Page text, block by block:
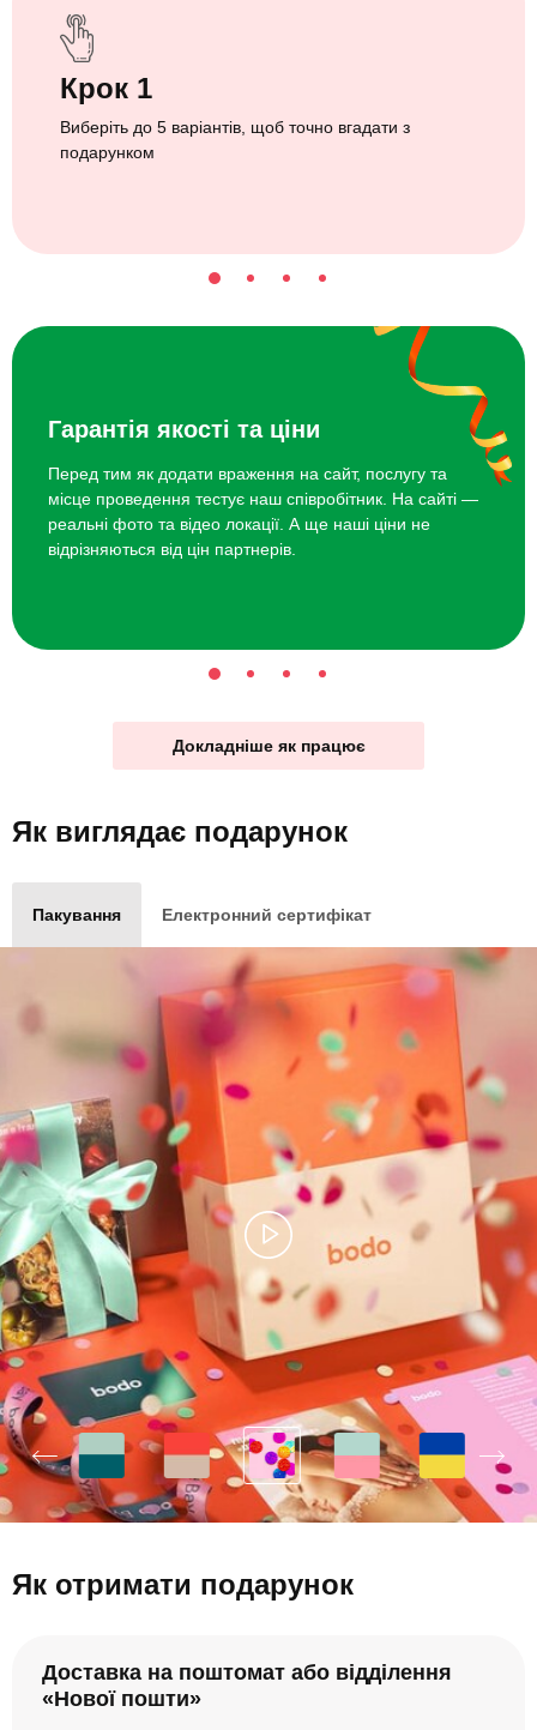
Крок 1
Виберіть до 5 варіантів, щоб точно вгадати з
подарунком
Гарантія якості та ціни
Перед тим як додати враження на сайт, послугу та
місце проведення тестує наш співробітник. На сайті —
реальні фото та відео локації. А ще наші ціни не
відрізняються від цін партнерів.
Докладніше як працює
Як виглядає подарунок
Пакування Електронний сертифікат
Як отримати подарунок
Доставка на поштомат або відділення
«Нової пошти»